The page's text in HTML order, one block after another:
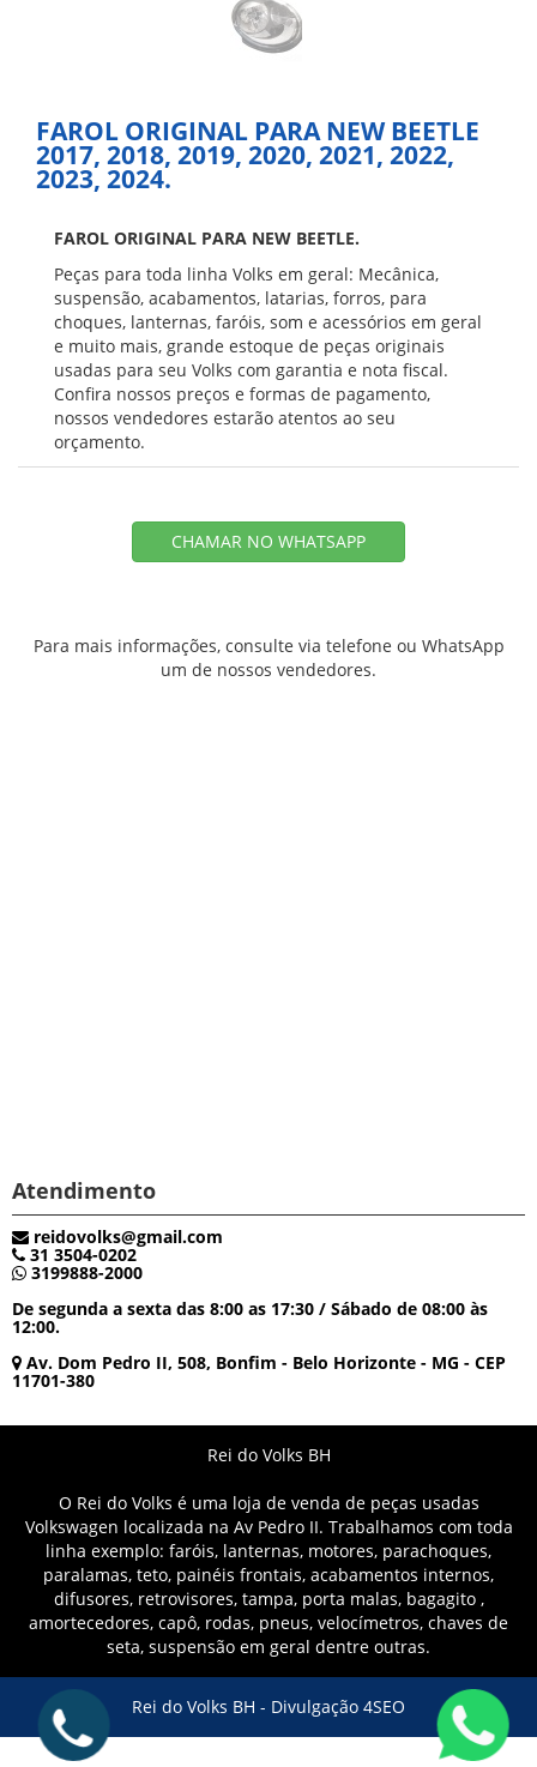
FAROL ORIGINAL PARA NEW BEETLE
2017, 2018, 2019, 2020, 2021, 2022,
2023, 2024.
FAROL ORIGINAL PARA NEW BEETLE.
Peças para toda linha Volks em geral: Mecânica,
suspensão, acabamentos, latarias, forros, para
choques, lanternas, faróis, som e acessórios em geral
e muito mais, grande estoque de peças originais
usadas para seu Volks com garantia e nota fiscal.
Confira nossos preços e formas de pagamento,
nossos vendedores estarão atentos ao seu
orçamento.
CHAMAR NO WHATSAPP
Para mais informações, consulte via telefone ou WhatsApp
um de nossos vendedores.
Atendimento
reidovolks@gmail.com
31 3504-0202
3199888-2000
De segunda a sexta das 8:00 as 17:30 / Sábado de 08:00 às
12:00.
Av. Dom Pedro II, 508, Bonfim - Belo Horizonte - MG - CEP
11701-380
Rei do Volks BH
O Rei do Volks é uma loja de venda de peças usadas
Volkswagen localizada na Av Pedro II. Trabalhamos com toda
linha exemplo: faróis, lanternas, motores, parachoques,
paralamas, teto, painéis frontais, acabamentos internos,
difusores, retrovisores, tampa, porta malas, bagagito ,
amortecedores, capô, rodas, pneus, velocímetros, chaves de
seta, suspensão em geral dentre outras.
Rei do Volks BH - Divulgação 4SEO